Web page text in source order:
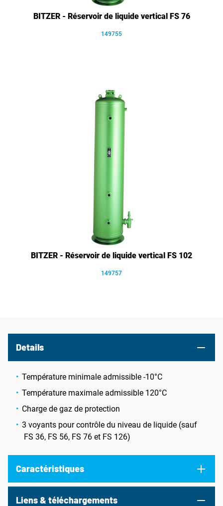
BITZER - Réservoir de liquide vertical FS 76
149755
BITZER - Réservoir de liquide vertical FS 102
149757
Details
Température minimale admissible -10°C
Température maximale admissible 120°C
Charge de gaz de protection
3 voyants pour contrôle du niveau de liquide (sauf
FS 36, FS 56, FS 76 et FS 126)
Caractéristiques
Liens & téléchargements